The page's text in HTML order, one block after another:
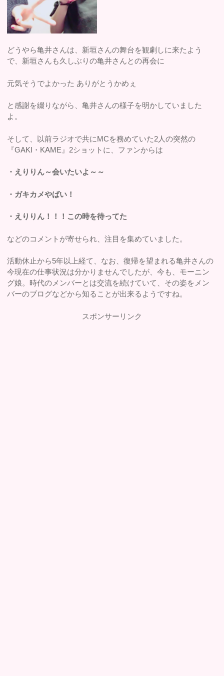
どうやら亀井さんは、新垣さんの舞台を観劇しに来たよう
で、新垣さんも久しぶりの亀井さんとの再会に
元気そうでよかった ありがとうかめぇ
と感謝を綴りながら、亀井さんの様子を明かしていました
よ。
そして、以前ラジオで共にMCを務めていた2人の突然の
『GAKI・KAME』2ショットに、ファンからは
・えりりん～会いたいよ～～
・ガキカメやばい！
・えりりん！！！この時を待ってた
などのコメントが寄せられ、注目を集めていました。
活動休止から5年以上経て、なお、復帰を望まれる亀井さんの
今現在の仕事状況は分かりませんでしたが、今も、モーニン
グ娘。時代のメンバーとは交流を続けていて、その姿をメン
バーのブログなどから知ることが出来るようですね。
スポンサーリンク